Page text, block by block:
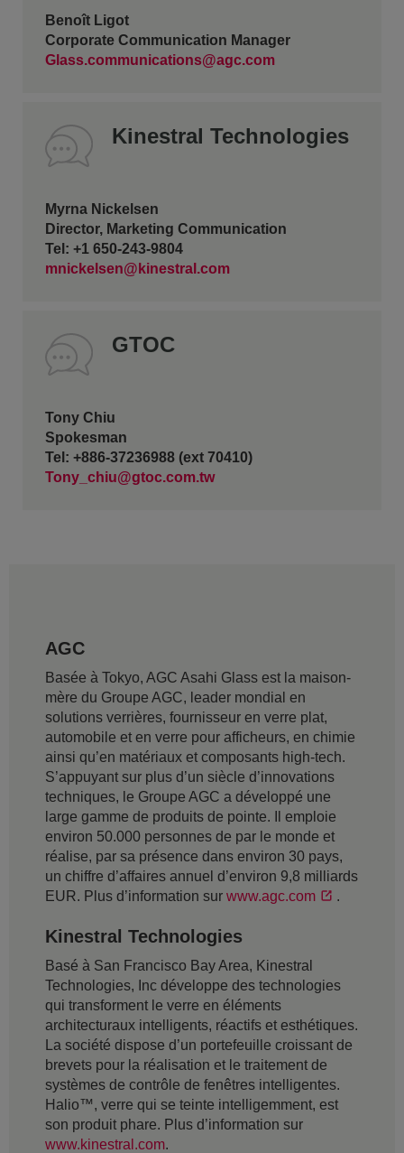
Benoît Ligot
Corporate Communication Manager
Glass.communications@agc.com
Kinestral Technologies
Myrna Nickelsen
Director, Marketing Communication
Tel: +1 650-243-9804
mnickelsen@kinestral.com
GTOC
Tony Chiu
Spokesman
Tel: +886-37236988 (ext 70410)
Tony_chiu@gtoc.com.tw
AGC
Basée à Tokyo, AGC Asahi Glass est la maison-
mère du Groupe AGC, leader mondial en
solutions verrières, fournisseur en verre plat,
automobile et en verre pour afficheurs, en chimie
ainsi qu’en matériaux et composants high-tech.
S’appuyant sur plus d’un siècle d’innovations
techniques, le Groupe AGC a développé une
large gamme de produits de pointe. Il emploie
environ 50.000 personnes de par le monde et
réalise, par sa présence dans environ 30 pays,
un chiffre d’affaires annuel d’environ 9,8 milliards
EUR. Plus d’information sur www.agc.com .
Kinestral Technologies
Basé à San Francisco Bay Area, Kinestral
Technologies, Inc développe des technologies
qui transforment le verre en éléments
architecturaux intelligents, réactifs et esthétiques.
La société dispose d’un portefeuille croissant de
brevets pour la réalisation et le traitement de
systèmes de contrôle de fenêtres intelligentes.
Halio™, verre qui se teinte intelligemment, est
son produit phare. Plus d’information sur
www.kinestral.com.